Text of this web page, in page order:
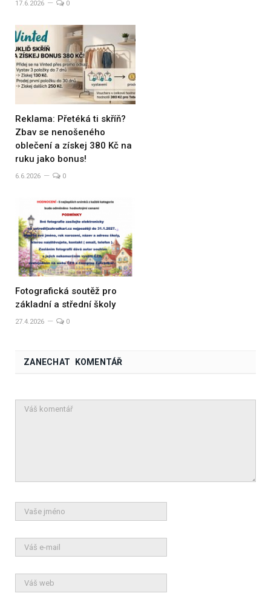
17.6.2026 0
Reklama: Přetéká ti skříň?
Zbav se nenošeného
oblečení a získej 380 Kč na
ruku jako bonus!
6.6.2026 0
Fotografická soutěž pro
základní a střední školy
27.4.2026 0
ZANECHAT KOMENTÁŘ